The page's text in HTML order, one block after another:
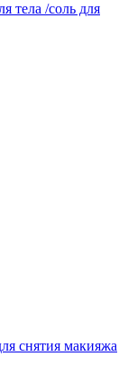
тела /соль для
снятия макияжа